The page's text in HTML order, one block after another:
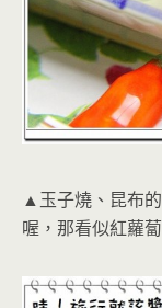
▲玉子燒、昆布
喔，那看似紅蘿